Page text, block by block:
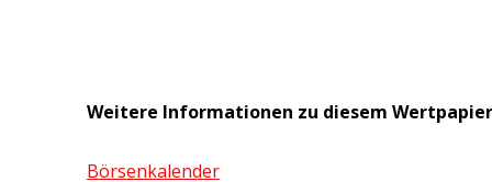
Weitere Informationen zu diesem Wertpapier
Börsenkalender